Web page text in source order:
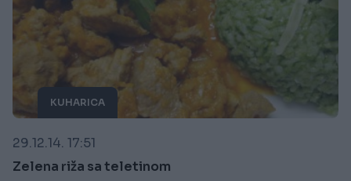
KUHARICA
29.12.14. 17:51
Zelena riža sa teletinom